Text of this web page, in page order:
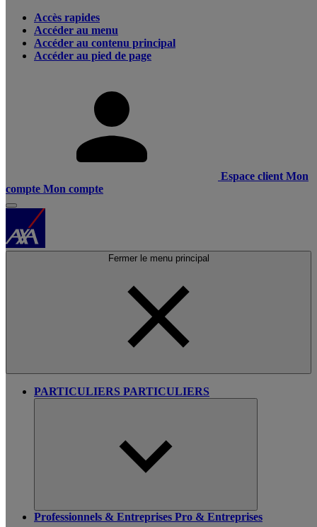
Accès rapides
Accéder au menu
Accéder au contenu principal
Accéder au pied de page
Espace client Mon
compte Mon compte
Fermer le menu principal
PARTICULIERS PARTICULIERS
Professionnels & Entreprises Pro & Entreprises